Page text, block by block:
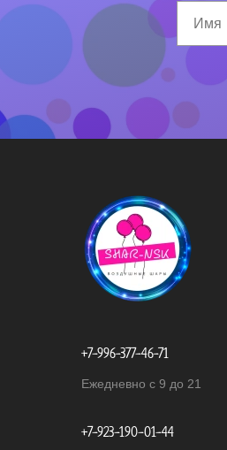
+7-996-377-46-71
Ежедневно с 9 до 21
+7-923-190-01-44